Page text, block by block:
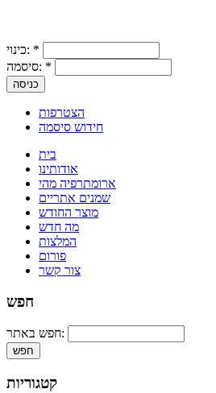
כינוי: *
סיסמה: *
הצטרפות
חידוש סיסמה
בית
אודותינו
ארומתרפיה מהי
שמנים אתריים
מוצר החודש
מה חדש
המלצות
פורום
צור קשר
חפש
חפש באתר:
קטגוריות